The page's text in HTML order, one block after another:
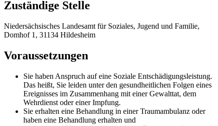
Zuständige Stelle
Niedersächsisches Landesamt für Soziales, Jugend und Familie,
Domhof 1, 31134 Hildesheim
Voraussetzungen
Sie haben Anspruch auf eine Soziale Entschädigungsleistung.
Das heißt, Sie leiden unter den gesundheitlichen Folgen eines
Ereignisses im Zusammenhang mit einer Gewalttat, dem
Wehrdienst oder einer Impfung.
Sie erhalten eine Behandlung in einer Traumambulanz oder
haben eine Behandlung erhalten und